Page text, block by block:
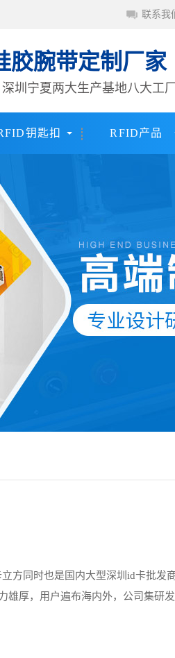
联系我
胶腕带定制厂家
深圳宁夏两大生产基地八大工厂
钥匙扣 RFID产品
方同时也是国内大型深圳id卡批发
雄厚，用户遍布海内外，公司集研